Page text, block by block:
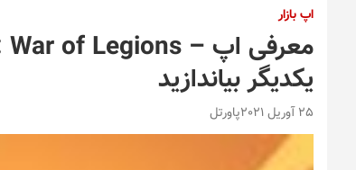
اپ بازار
یکدیگر بیاندازید
25 آوریل 2021 پاورتل